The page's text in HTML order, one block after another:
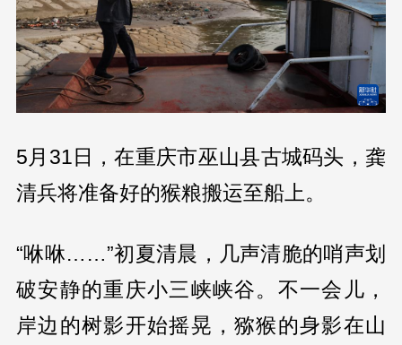
5月31日，在重庆市巫山县古城码头，龚
清兵将准备好的猴粮搬运至船上。
“咻咻……”初夏清晨，几声清脆的哨声划
破安静的重庆小三峡峡谷。不一会儿，
岸边的树影开始摇晃，猕猴的身影在山